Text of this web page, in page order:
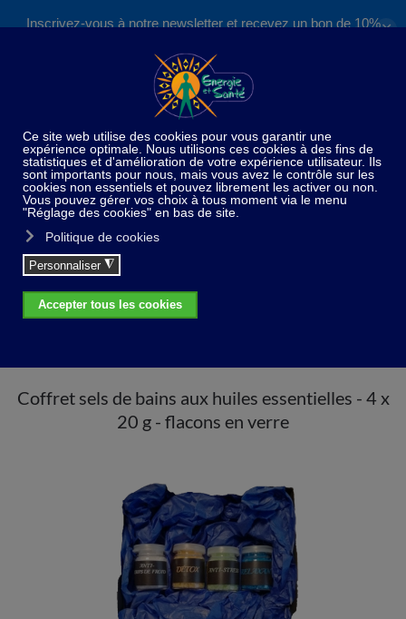
Inscrivez-vous à notre newsletter et recevez un bon de 10%
S'inscrire
✕
Home Huiles essentielles
Coffret sels de bains aux huiles essentielles - 4 x 20 g -
Coffret sels de bains aux huiles essentielles - 4 x
20 g - flacons en verre